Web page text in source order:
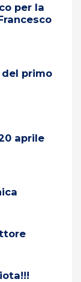
per la
primo
aprile